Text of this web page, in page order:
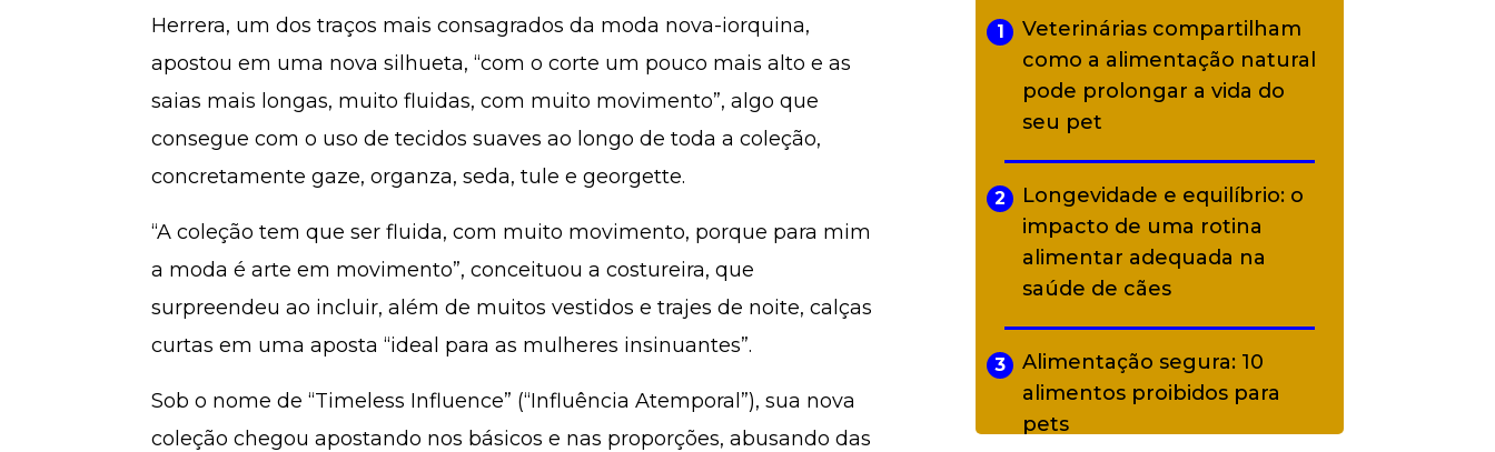
Herrera, um dos traços mais consagrados da moda nova-iorquina,
apostou em uma nova silhueta, “com o corte um pouco mais alto e as
saias mais longas, muito fluidas, com muito movimento”, algo que
consegue com o uso de tecidos suaves ao longo de toda a coleção,
concretamente gaze, organza, seda, tule e georgette.
“A coleção tem que ser fluida, com muito movimento, porque para mim
a moda é arte em movimento”, conceituou a costureira, que
surpreendeu ao incluir, além de muitos vestidos e trajes de noite, calças
curtas em uma aposta “ideal para as mulheres insinuantes”.
Sob o nome de “Timeless Influence” (“Influência Atemporal”), sua nova
coleção chegou apostando nos básicos e nas proporções, abusando das
5
Adriana Calcanhotto retoma
alter ego infantil para show
em Curitiba
1
Veterinárias compartilham
como a alimentação natural
pode prolongar a vida do
seu pet
2
Longevidade e equilíbrio: o
impacto de uma rotina
alimentar adequada na
saúde de cães
3
Alimentação segura: 10
alimentos proibidos para
pets